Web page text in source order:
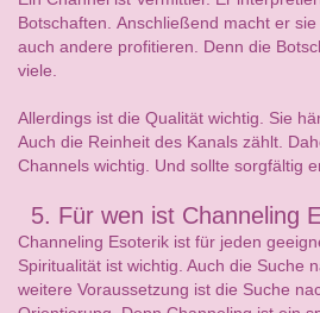
Botschaften. Anschließend macht er
auch andere profitieren. Denn die
viele.
Allerdings ist die Qualität wichtig. Sie
Auch die Reinheit des Kanals zählt.
Channels wichtig. Und sollte sorgfältig
5. Für wen ist Channeling
Channeling Esoterik ist für jeden
Spiritualität ist wichtig. Auch die Suche
weitere Voraussetzung ist die Suche